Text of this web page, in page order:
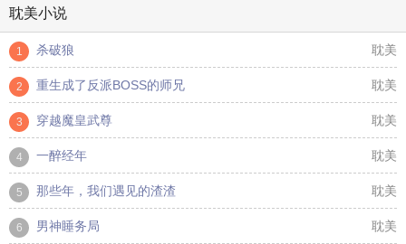
耽美小说
1 杀破狼 耽美
2 重生成了反派BOSS的师兄 耽美
3 穿越魔皇武尊 耽美
4 一醉经年 耽美
5 那些年，我们遇见的渣渣 耽美
6 男神睡务局 耽美